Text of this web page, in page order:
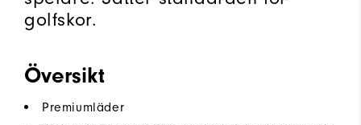
golfskor.
Översikt
Premiumläder